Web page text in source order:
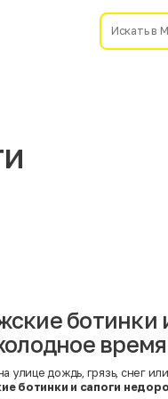
ботинки
время
улице дождь, грязь, снег
ботинки и сапоги